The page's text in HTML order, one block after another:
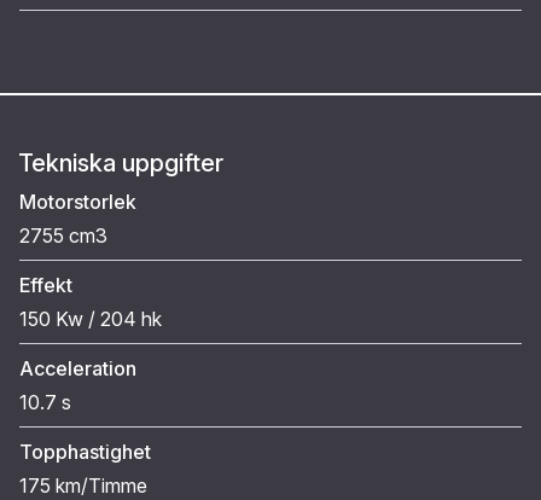
Tekniska uppgifter
Motorstorlek
2755 cm3
Effekt
150 Kw / 204 hk
Acceleration
10.7 s
Topphastighet
175 km/Timme